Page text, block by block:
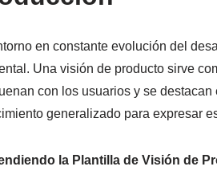
en constante evolución del
Una visión de producto sirve
con los usuarios y se
generalizado para expresar
la Plantilla de Visión de